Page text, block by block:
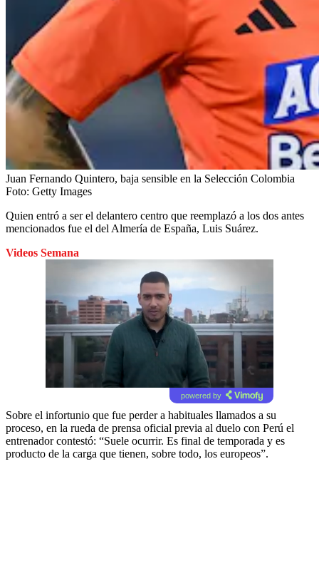
Juan Fernando Quintero, baja sensible en la Selección Colombia
Foto: Getty Images
Quien entró a ser el delantero centro que reemplazó a los dos antes
mencionados fue el del Almería de España, Luis Suárez.
Videos Semana
powered by
Sobre el infortunio que fue perder a habituales llamados a su
proceso, en la rueda de prensa oficial previa al duelo con Perú el
entrenador contestó: “Suele ocurrir. Es final de temporada y es
producto de la carga que tienen, sobre todo, los europeos”.